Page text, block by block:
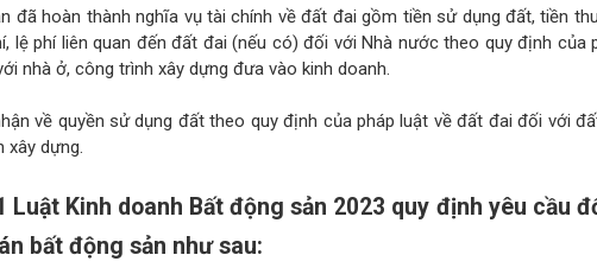
đã hoàn thành nghĩa vụ tài chính về đất đai gồm tiền sử dụng đất, tiền
lệ phí liên quan đến đất đai (nếu có) đối với Nhà nước theo quy định của
nhà ở, công trình xây dựng đưa vào kinh doanh.
về quyền sử dụng đất theo quy định của pháp luật về đất đai đối với
xây dựng.
Luật Kinh doanh Bất động sản 2023 quy định yêu cầu
bất động sản như sau: